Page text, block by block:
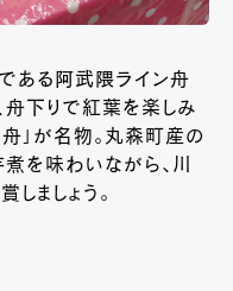
ある阿武隈ライン舟
舟下りで紅葉を楽しみ
」が名物。丸森町産の
を味わいながら、川
ましょう。